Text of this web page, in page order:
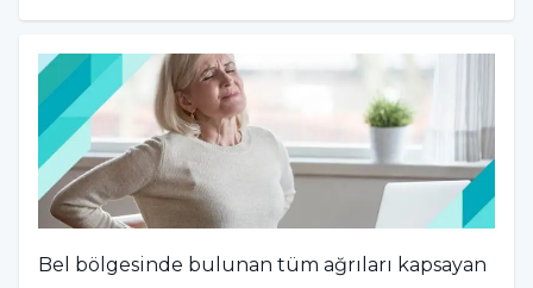
Bel bölgesinde bulunan tüm ağrıları kapsayan